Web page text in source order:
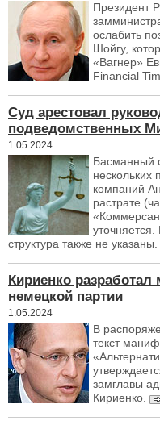
Президент
ослабить
Шойгу,
«Вагнер»
Financial
Суд арестовал
подведомственных
1.05.2024
Басманный
компаний
растрате
структура также не указаны.
Кириенко
немецкой партии
1.05.2024
В
текст
замглавы
Кириенко.